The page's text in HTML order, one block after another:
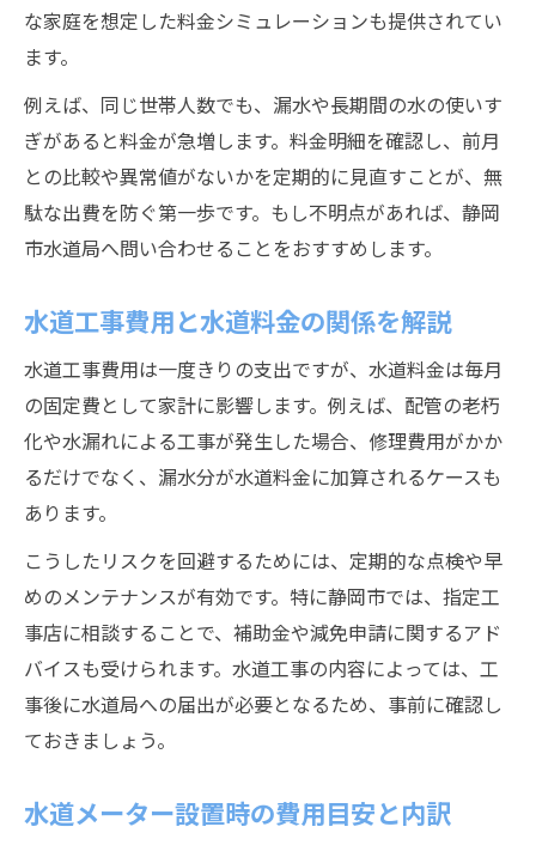
な家庭を想定した料金シミュレーションも提供されてい
ます。
例えば、同じ世帯人数でも、漏水や長期間の水の使いす
ぎがあると料金が急増します。料金明細を確認し、前月
との比較や異常値がないかを定期的に見直すことが、無
駄な出費を防ぐ第一歩です。もし不明点があれば、静岡
市水道局へ問い合わせることをおすすめします。
水道工事費用と水道料金の関係を解説
水道工事費用は一度きりの支出ですが、水道料金は毎月
の固定費として家計に影響します。例えば、配管の老朽
化や水漏れによる工事が発生した場合、修理費用がかか
るだけでなく、漏水分が水道料金に加算されるケースも
あります。
こうしたリスクを回避するためには、定期的な点検や早
めのメンテナンスが有効です。特に静岡市では、指定工
事店に相談することで、補助金や減免申請に関するアド
バイスも受けられます。水道工事の内容によっては、工
事後に水道局への届出が必要となるため、事前に確認し
ておきましょう。
水道メーター設置時の費用目安と内訳